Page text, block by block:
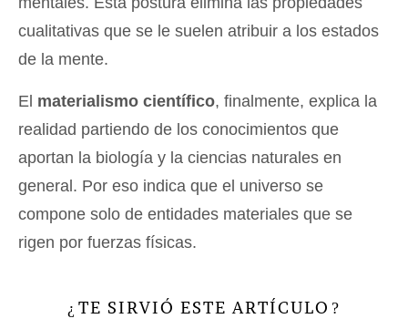
cualitativas que se le suelen atribuir a los estados
de la mente.
El materialismo científico, finalmente, explica la
realidad partiendo de los conocimientos que
aportan la biología y la ciencias naturales en
general. Por eso indica que el universo se
compone solo de entidades materiales que se
rigen por fuerzas físicas.
¿ TE SIRVIÓ ESTE ARTÍCULO ?